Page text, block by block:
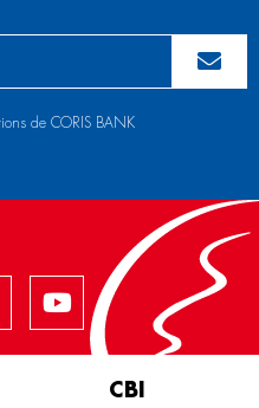
de CORIS BANK
CBI